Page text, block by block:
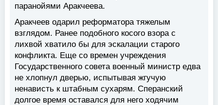
паранойями Аракчеева.
Аракчеев одарил реформатора тяжелым
взглядом. Ранее подобного косого взора с
лихвой хватило бы для эскалации старого
конфликта. Еще со времен учреждения
Государственного совета военный министр едва
не хлопнул дверью, испытывая жгучую
ненависть к штабным сухарям. Сперанский
долгое время оставался для него ходячим